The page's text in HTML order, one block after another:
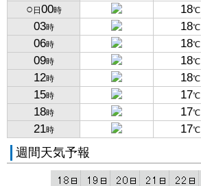
○ 日 00時 18℃
03時 18℃
06時 18℃
09時 18℃
12時 18℃
15時 17℃
18時 17℃
21時 17℃
週間天気予報